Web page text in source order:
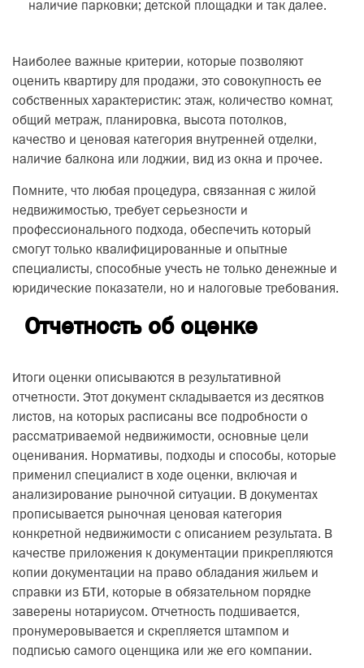
наличие парковки; детской площадки и так далее.
Наиболее важные критерии, которые позволяют
оценить квартиру для продажи, это совокупность ее
собственных характеристик: этаж, количество комнат,
общий метраж, планировка, высота потолков,
качество и ценовая категория внутренней отделки,
наличие балкона или лоджии, вид из окна и прочее.
Помните, что любая процедура, связанная с жилой
недвижимостью, требует серьезности и
профессионального подхода, обеспечить который
смогут только квалифицированные и опытные
специалисты, способные учесть не только денежные и
юридические показатели, но и налоговые требования.
Отчетность об оценке
Итоги оценки описываются в результативной
отчетности. Этот документ складывается из десятков
листов, на которых расписаны все подробности о
рассматриваемой недвижимости, основные цели
оценивания. Нормативы, подходы и способы, которые
применил специалист в ходе оценки, включая и
анализирование рыночной ситуации. В документах
прописывается рыночная ценовая категория
конкретной недвижимости с описанием результата. В
качестве приложения к документации прикрепляются
копии документации на право обладания жильем и
справки из БТИ, которые в обязательном порядке
заверены нотариусом. Отчетность подшивается,
пронумеровывается и скрепляется штампом и
подписью самого оценщика или же его компании.